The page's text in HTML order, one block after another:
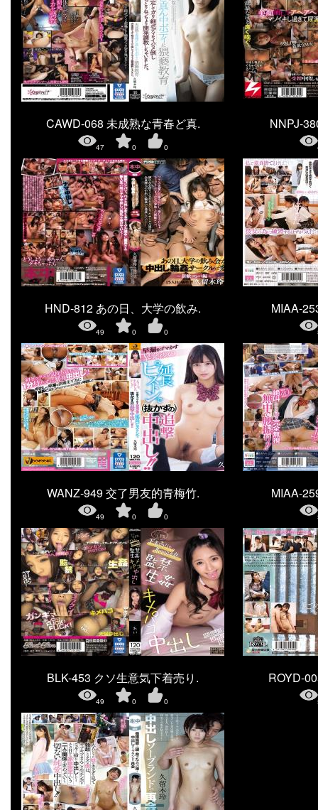
CAWD-068 未成熟な青春ど真.
47 0 0
NNPJ-
HND-812 あの日、大学の飲み.
49 0 0
MIAA-
WANZ-949 交了男友的青梅竹.
49 0 0
MIAA-
BLK-453 クソ生意気下着売り.
49 0 0
ROYD-